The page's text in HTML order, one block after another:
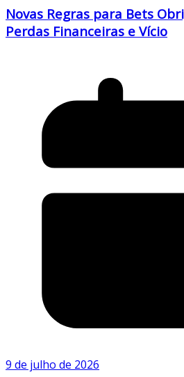
Novas Regras para Bets
Perdas Financeiras e Vício
9 de julho de 2026